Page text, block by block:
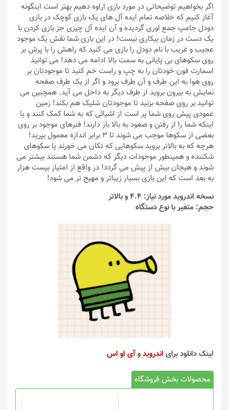
اگر بخواهیم توضیحاتی در مورد بازی اراوه دهیم بهتر است اینگونه
آغاز کنیم که خلاصه تمام ایده آل های یک بازی کوچک در بازی
دودل جامپ جمع اوری گردیده و آن ایده آل چیزی جز بازی کردن با
یک دست در زمان بیکاری نیست! در این بازی شما نقش یک موجود
عجیب و غریب با نام دودل را بازی می کنید که راهش را با پرش بر
روی سکوهای بی پایانی به سمت بالا ادامه می دهد! می توانید
اسمارت فون خودتان را به چپ و راست خم کنید تا موجودتان بر
روی هوا به این طرف و آن طرف برود و اگر از یک طرف صفحه
نمایش به بیرون بروید از طرف دیگر به داخل می آید. همچنین می
توانید بر روی صفحه بزنید تا موجودتان شلیک هم بکند! زمین
عمودی پیش روی شما پر است از اشیائی که به شما کمک کنند و یا
اینکه شما را از رفتن و صعود به بالا باز دارند! فنرهای موجود بر روی
بعضی از سکوها موجب می شوند تا 3 برابر اندازه معمول بپرید!
هرچه که به بالاتر بروید سکوهایی که تکان می خورند یا سکوهای
شکننده و همینطور موجودات دیگر که دشمن شما هستند بیشتر می
شوند و هیجان بیش از پیش می گردد! در واقع از امتیاز بیست هزار
به بعد است که این بازی بسیار زیباتر و مهیج تر می شود!
نسخه اندروید مورد نیاز: 4.4 و بالاتر
حجم: متغیر با نوع دستگاه
لینک دانلود برای اندرویدوآی او اس
محصولات بخش فروشگاه